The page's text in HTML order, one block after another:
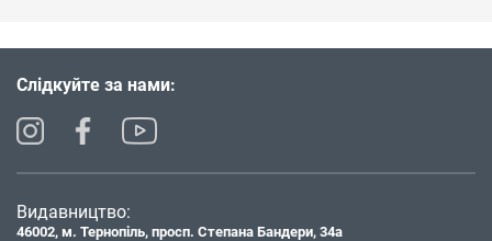
Слідкуйте за нами:
Видавництво:
46002, м. Тернопіль, просп. Степана Бандери, 34а